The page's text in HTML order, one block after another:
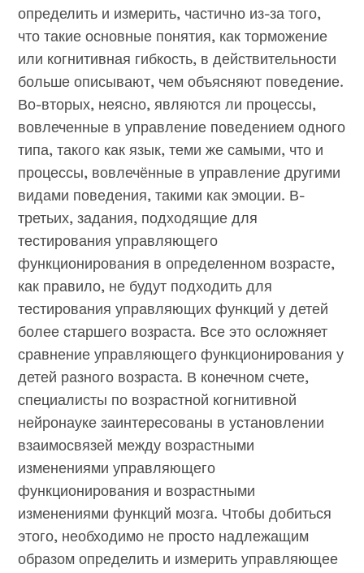
определить и измерить, частично из-за того,
что такие основные понятия, как торможение
или когнитивная гибкость, в действительности
больше описывают, чем объясняют поведение.
Во-вторых, неясно, являются ли процессы,
вовлеченные в управление поведением одного
типа, такого как язык, теми же самыми, что и
процессы, вовлечённые в управление другими
видами поведения, такими как эмоции. В-
третьих, задания, подходящие для
тестирования управляющего
функционирования в определенном возрасте,
как правило, не будут подходить для
тестирования управляющих функций у детей
более старшего возраста. Все это осложняет
сравнение управляющего функционирования у
детей разного возраста. В конечном счете,
специалисты по возрастной когнитивной
нейронауке заинтересованы в установлении
взаимосвязей между возрастными
изменениями управляющего
функционирования и возрастными
изменениями функций мозга. Чтобы добиться
этого, необходимо не просто надлежащим
образом определить и измерить управляющее